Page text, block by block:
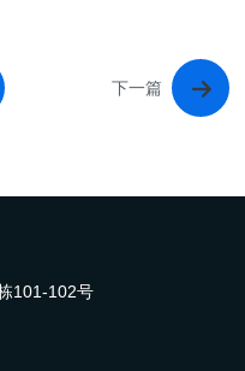
下一篇
101-102号